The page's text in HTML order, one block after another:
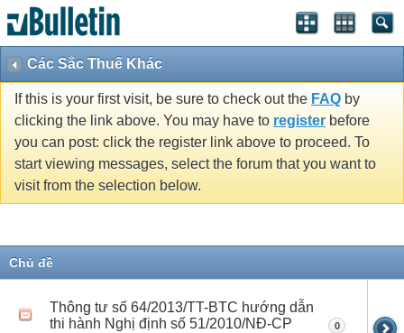
Các Sắc Thuế Khác
If this is your first visit, be sure to check out the FAQ by
clicking the link above. You may have to register before
you can post: click the register link above to proceed. To
start viewing messages, select the forum that you want to
visit from the selection below.
Chủ đề
Thông tư số 64/2013/TT-BTC hướng dẫn
thi hành Nghị định số 51/2010/NĐ-CP
0